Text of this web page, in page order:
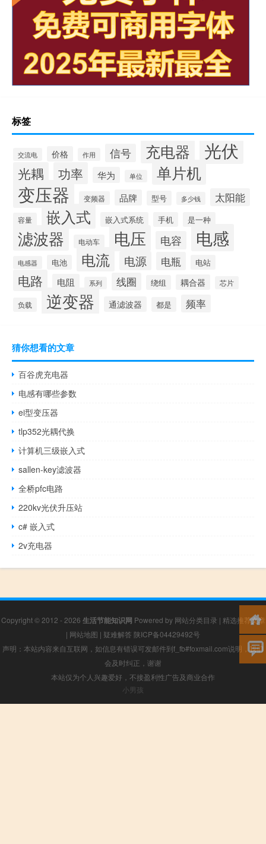
标签
交流电 价格 作用 信号 充电器 光伏
光耦 功率 华为 单位 单片机
变压器 变频器 品牌 型号 多少钱 太阳能
容量 嵌入式 嵌入式系统 手机 是一种
滤波器 电动车 电压 电容 电感
电感器 电池 电流 电源 电瓶 电站
电路 电阻 系列 线圈 绕组 耦合器 芯片
负载 逆变器 通滤波器 都是 频率
猜你想看的文章
百谷虎充电器
电感有哪些参数
ei型变压器
tlp352光耦代换
计算机三级嵌入式
sallen-key滤波器
全桥pfc电路
220kv光伏升压站
c# 嵌入式
2v充电器
Copyright © 2012 - 2026 生活节能知识网 Powered by 网站分类目录 | 精选推荐文章
| 网站地图 | 疑难解答 陕ICP备04429492号
声明：本站内容来自互联网，如信息有错误可发邮件到f_fb#foxmail.com说明，我们
会及时纠正，谢谢
本站仅为个人兴趣爱好，不接盈利性广告及商业合作
小男孩